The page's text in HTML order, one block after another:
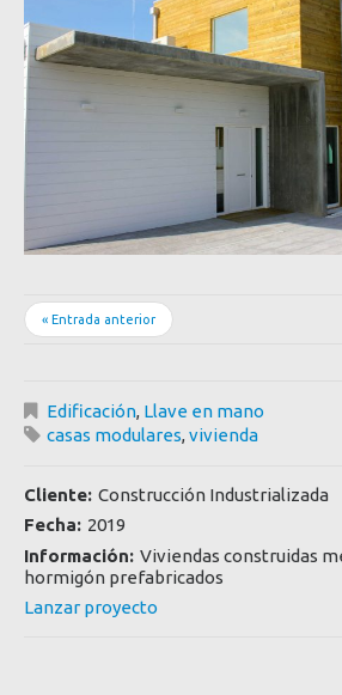
« Entrada anterior
Edificación, Llave en mano
casas modulares,vivienda
Cliente: Construcción Industrializada
Fecha: 2019
Información: Viviendas construidas
hormigón prefabricados
Lanzar proyecto